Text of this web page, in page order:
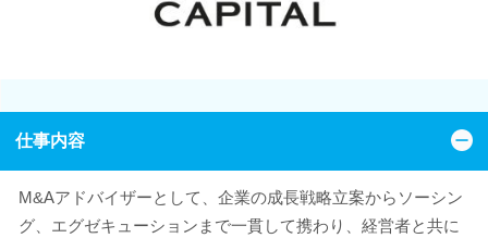
仕事内容
M&Aアドバイザーとして、企業の成長戦略立案からソーシン
グ、エグゼキューションまで一貫して携わり、経営者と共に